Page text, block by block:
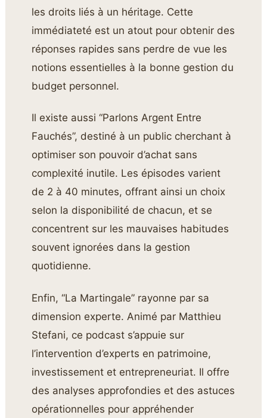
les droits liés à un héritage. Cette
immédiateté est un atout pour obtenir des
réponses rapides sans perdre de vue les
notions essentielles à la bonne gestion du
budget personnel.
Il existe aussi “Parlons Argent Entre
Fauchés”, destiné à un public cherchant à
optimiser son pouvoir d’achat sans
complexité inutile. Les épisodes varient
de 2 à 40 minutes, offrant ainsi un choix
selon la disponibilité de chacun, et se
concentrent sur les mauvaises habitudes
souvent ignorées dans la gestion
quotidienne.
Enfin, “La Martingale” rayonne par sa
dimension experte. Animé par Matthieu
Stefani, ce podcast s’appuie sur
l’intervention d’experts en patrimoine,
investissement et entrepreneuriat. Il offre
des analyses approfondies et des astuces
opérationnelles pour appréhender